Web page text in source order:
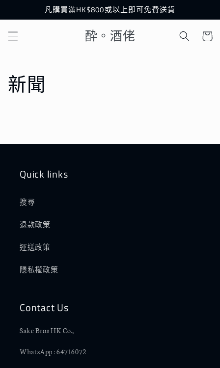
凡購買滿HK$800或以上即可免費送貨
酔。酒佬
物
新聞
Quick links
搜尋
退款政策
運送政策
隱私權政策
Contact Us
Sake Bros HK Co.,
WhatsApp : 64716072